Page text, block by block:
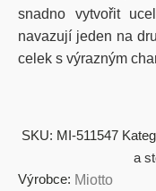
snadno vytvořit
navazují jeden na
celek s výrazným
SKU: MI-511547
a
Výrobce: Miotto